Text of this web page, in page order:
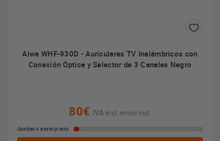
Aiwa WHF-930D - Auriculares TV Inalámbricos con
Conexión Óptica y Selector de 3 Canales Negro
80€ IVA incl. envío incl.
Quedan 4 a este precio